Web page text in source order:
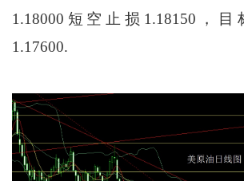
1.18000短空止损1.18150，目
1.17600.